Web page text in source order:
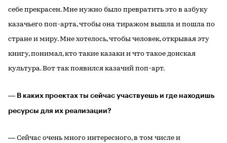
себе прекрасен. Мне нужно было превратить это в азбуку
казачьего поп-арта, чтобы она тиражом вышла и пошла по
стране и миру. Мне хотелось, чтобы человек, открывая эту
книгу, понимал, кто такие казаки и что такое донская
культура. Вот так появился казачий поп-арт.
― В каких проектах ты сейчас участвуешь и где находишь
ресурсы для их реализации?
― Сейчас очень много интересного, в том числе и